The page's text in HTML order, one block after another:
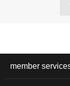
1
member